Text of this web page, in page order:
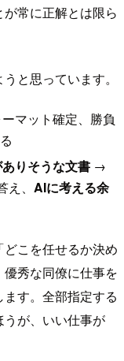
常に正解とは限ら
と思っています。
マット確定、勝負
りそうな文書→
、 AIに考える余
どこを任せるか決め
秀な同僚に仕事を
す。全部指定する
が、いい仕事が